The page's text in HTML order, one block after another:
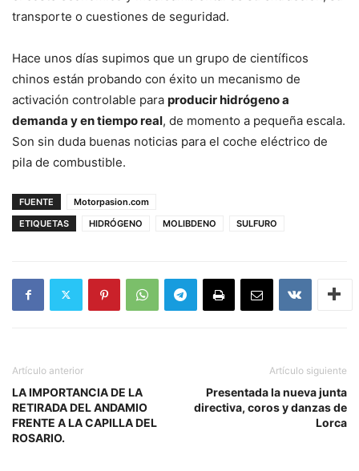
transporte o cuestiones de seguridad.
Hace unos días supimos que un grupo de científicos
chinos están probando con éxito un mecanismo de
activación controlable para producir hidrógeno a
demanda y en tiempo real, de momento a pequeña escala.
Son sin duda buenas noticias para el coche eléctrico de
pila de combustible.
FUENTE
Motorpasion.com
ETIQUETAS
HIDRÓGENO MOLIBDENO SULFURO
Artículo anterior
LA IMPORTANCIA DE LA
RETIRADA DEL ANDAMIO
FRENTE A LA CAPILLA DEL
ROSARIO.
Artículo siguiente
Presentada la nueva junta
directiva, coros y danzas de
Lorca